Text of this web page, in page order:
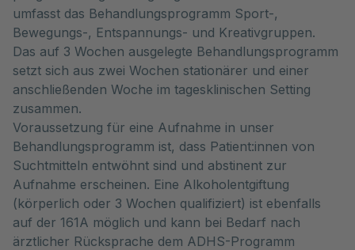
umfasst das Behandlungsprogramm Sport-,
Bewegungs-, Entspannungs- und Kreativgruppen.
Das auf 3 Wochen ausgelegte Behandlungsprogramm
setzt sich aus zwei Wochen stationärer und einer
anschließenden Woche im tagesklinischen Setting
zusammen.
Voraussetzung für eine Aufnahme in unser
Behandlungsprogramm ist, dass Patient:innen von
Suchtmitteln entwöhnt sind und abstinent zur
Aufnahme erscheinen. Eine Alkoholentgiftung
(körperlich oder 3 Wochen qualifiziert) ist ebenfalls
auf der 161A möglich und kann bei Bedarf nach
ärztlicher Rücksprache dem ADHS-Programm